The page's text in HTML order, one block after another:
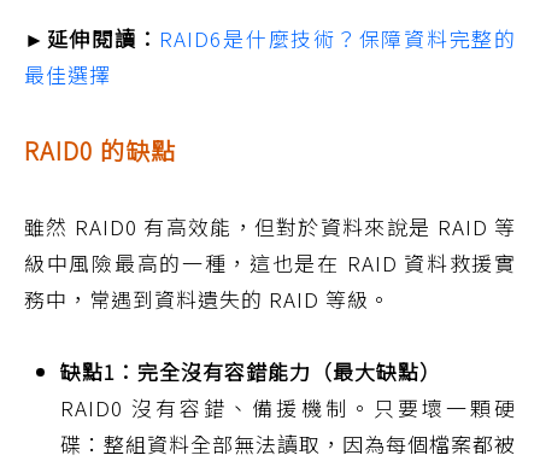
►延伸閱讀： RAID6是什麼技術？保障資料完整的
最佳選擇
RAID0 的缺點
雖然 RAID0 有高效能，但對於資料來說是 RAID 等
級中風險最高的一種，這也是在 RAID 資料救援實
務中，常遇到資料遺失的 RAID 等級。
缺點1：完全沒有容錯能力（最大缺點）
RAID0 沒有容錯、備援機制。只要壞一顆硬
碟：整組資料全部無法讀取，因為每個檔案都被